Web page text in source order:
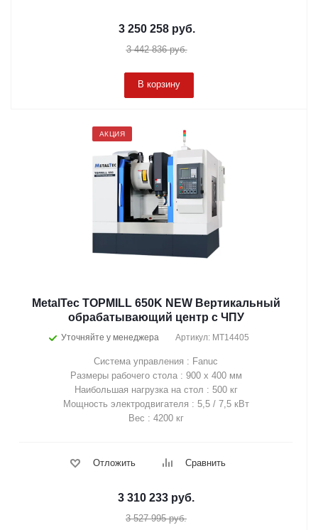
3 250 258руб.
3 442 836руб.
В корзину
АКЦИЯ
MetalTec TOPMILL 650K NEW Вертикальный
обрабатывающий центр с ЧПУ
Уточняйте у менеджера Артикул: MT14405
Система управления : Fanuc
Размеры рабочего стола : 900 х 400 мм
Наибольшая нагрузка на стол : 500 кг
Мощность электродвигателя : 5,5 / 7,5 кВт
Вес : 4200 кг
Отложить Сравнить
3 310 233 руб.
3 527 995руб.